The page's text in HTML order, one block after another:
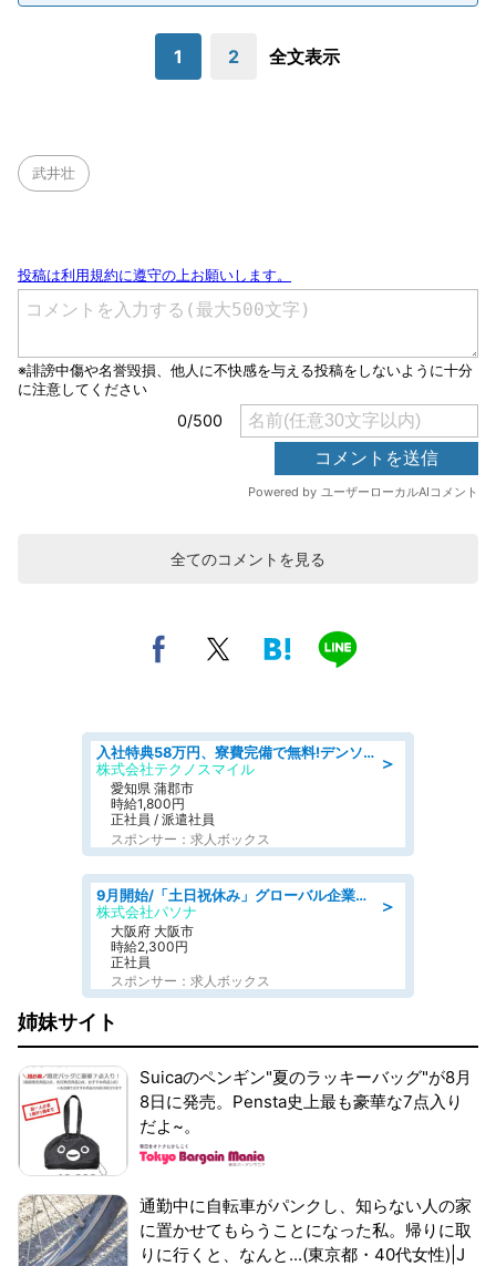
1 2 全文表示
武井壮
全てのコメントを見る
＞
入社特典58万円、寮費完備で無料!デンソーで働こう!自動車工場で小型部品の検査業務 denso aichi
株式会社テクノスマイル
愛知県 蒲郡市
時給1,800円
正社員 / 派遣社員
スポンサー：求人ボックス
＞
9月開始/「土日祝休み」グローバル企業での産業保健のお仕事/保健師/高時給/残業なし/服装自由
株式会社パソナ
大阪府 大阪市
時給2,300円
正社員
スポンサー：求人ボックス
姉妹サイト
Suicaのペンギン"夏のラッキーバッグ"が8月
8日に発売。Pensta史上最も豪華な7点入り
だよ~。
通勤中に自転車がパンクし、知らない人の家
に置かせてもらうことになった私。帰りに取
りに行くと、なんと...(東京都・40代女性)|J